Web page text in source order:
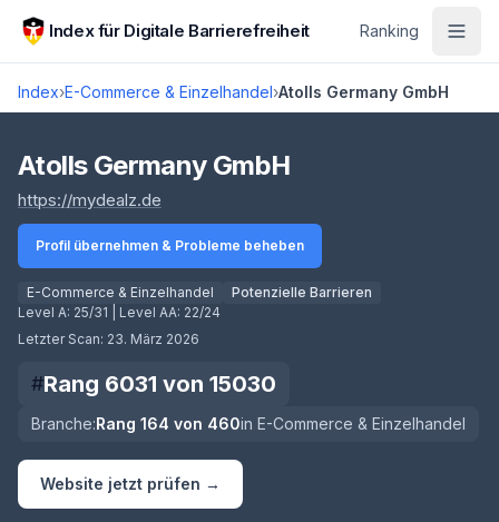
Zum Hauptinhalt springen
Index für Digitale Barrierefreiheit Ranking
Index›E-Commerce & Einzelhandel›Atolls Germany GmbH
Score lädt
Atolls Germany GmbH
https://mydealz.de
Profil übernehmen & Probleme beheben
E-Commerce & Einzelhandel
Potenzielle Barrieren
Level A: 25/31 | Level AA: 22/24
Letzter Scan: 23. März 2026
#Rang 6031 von 15030
Branche:Rang 164 von 460in E-Commerce & Einzelhandel
Website jetzt prüfen →